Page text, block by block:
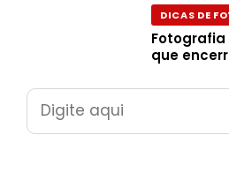
DICAS DE
Fotografia
que
Pesquisar